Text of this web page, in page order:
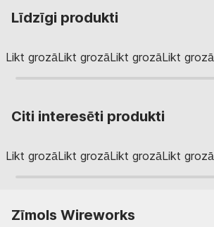
Līdzīgi produkti
Likt grozāLikt grozāLikt grozāLikt grozā
Citi interesēti produkti
Likt grozāLikt grozāLikt grozāLikt grozā
Zīmols Wireworks